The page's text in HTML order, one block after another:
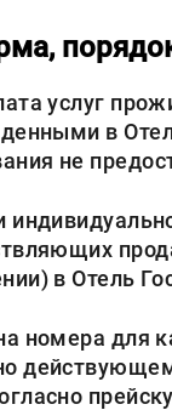
услуг
в
не
в Отель
номера для